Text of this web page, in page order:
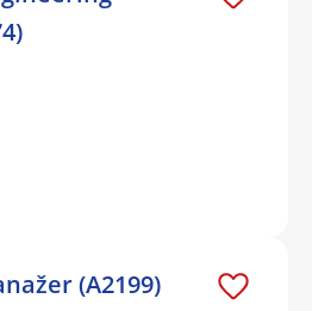
(A2199)